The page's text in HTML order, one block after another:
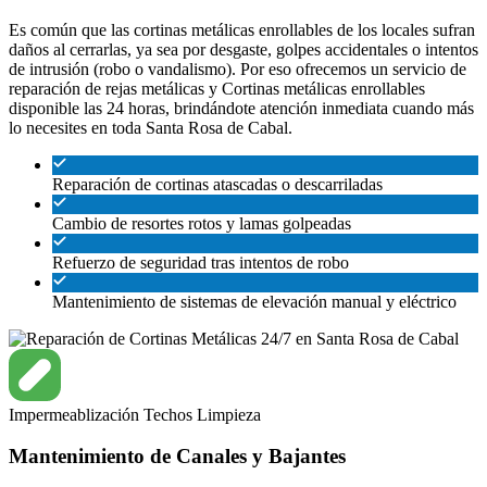
Es común que las cortinas metálicas enrollables de los locales sufran
daños al cerrarlas, ya sea por desgaste, golpes accidentales o intentos
de intrusión (robo o vandalismo). Por eso ofrecemos un servicio de
reparación de rejas metálicas y Cortinas metálicas enrollables
disponible las 24 horas, brindándote atención inmediata cuando más
lo necesites en toda Santa Rosa de Cabal.
Reparación de cortinas atascadas o descarriladas
Cambio de resortes rotos y lamas golpeadas
Refuerzo de seguridad tras intentos de robo
Mantenimiento de sistemas de elevación manual y eléctrico
Impermeablización Techos Limpieza
Mantenimiento de Canales y Bajantes